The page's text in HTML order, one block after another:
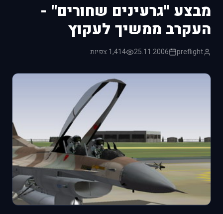
מבצע ''גרעינים שחורים'' -
העקרב ממשיך לעקוץ
preflight
25.11.2006 1,414 צפיות